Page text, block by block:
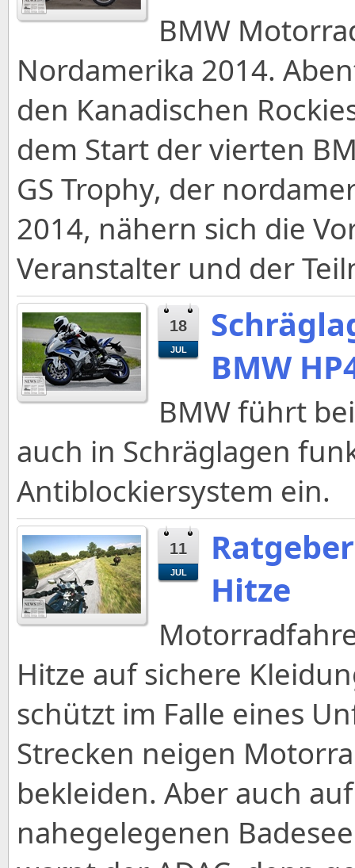
BMW
Nordamerika 2014.
den Kanadischen
dem Start der vierten
GS Trophy, der
2014, nähern sich die
Veranstalter und der
18
JUL
BMW
BMW führt
auch in Schräglagen
Antiblockiersystem ein.
11
JUL
Hitze
Hitze auf sichere
schützt im Falle eines
Strecken neigen
bekleiden. Aber auch
nahegelegenen